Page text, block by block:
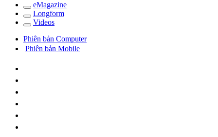
eMagazine
Longform
Videos
Phiên bản Computer
Phiên bản Mobile